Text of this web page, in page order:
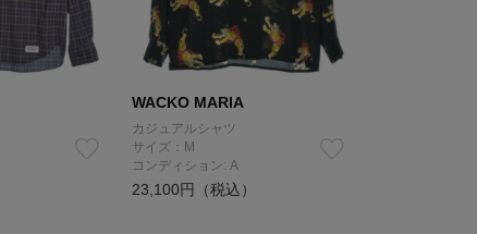
WACKO MARIA
カジュアルシャツ
サイズ：M
コンディション: A
23,100円（税込）